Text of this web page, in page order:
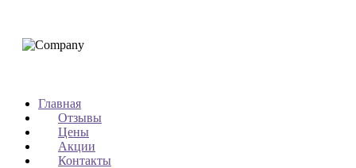
Главная
Отзывы
Цены
Акции
Контакты